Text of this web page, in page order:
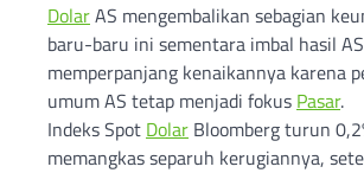
DolarAS mengembalikan sebagian
baru-baru ini sementara imbal hasil AS
memperpanjang kenaikannya karena
umum AS tetap menjadi fokus Pasar.
Indeks Spot Dolar Bloomberg turun
memangkas separuh kerugiannya,